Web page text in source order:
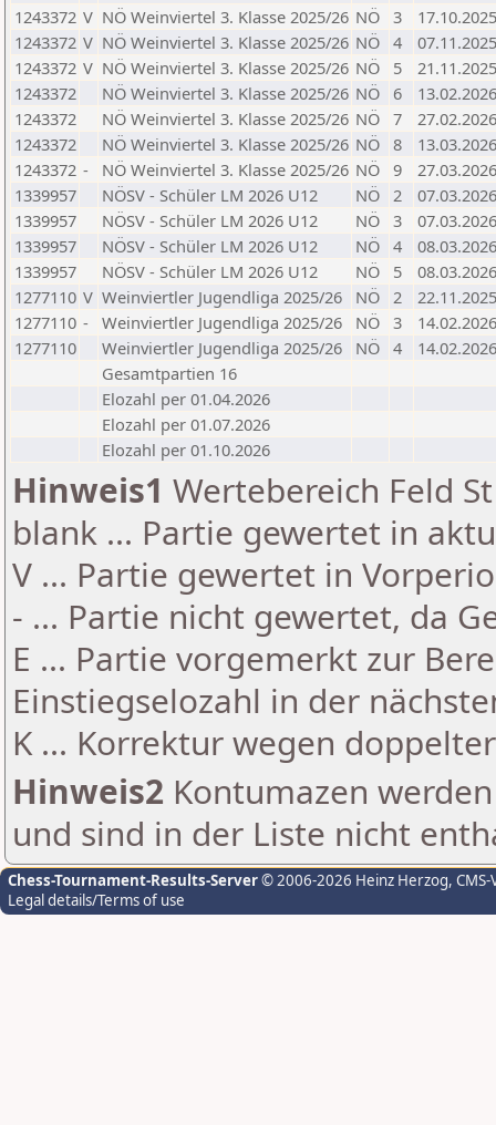
1243372 V NÖ Weinviertel 3. Klasse 2025/26 NÖ 3
17.10.2025
1243372 V NÖ Weinviertel 3. Klasse 2025/26 NÖ 4
07.11.2025
1243372 V NÖ Weinviertel 3. Klasse 2025/26 NÖ 5
21.11.2025
1243372
NÖ Weinviertel 3. Klasse 2025/26 NÖ 6
13.02.2026
1243372
NÖ Weinviertel 3. Klasse 2025/26 NÖ 7
27.02.2026
1243372
NÖ Weinviertel 3. Klasse 2025/26 NÖ 8
13.03.2026
1243372 - NÖ Weinviertel 3. Klasse 2025/26 NÖ 9
27.03.2026
1339957
NÖSV - Schüler LM 2026 U12 NÖ 2
07.03.2026
1339957
NÖSV - Schüler LM 2026 U12 NÖ 3
07.03.2026
1339957
NÖSV - Schüler LM 2026 U12 NÖ 4
08.03.2026
1339957
NÖSV - Schüler LM 2026 U12 NÖ 5
08.03.2026
1277110 V Weinviertler Jugendliga 2025/26 NÖ 2
22.11.2025
1277110 - Weinviertler Jugendliga 2025/26 NÖ 3
14.02.2026
1277110
Weinviertler Jugendliga 2025/26 NÖ 4
14.02.2026
Gesamtpartien 16
Elozahl per 01.04.2026
Elozahl per 01.07.2026
Elozahl per 01.10.2026
Hinweis1 Wertebereich Feld
blank ... Partie gewertet in
V ... Partie gewertet in
- ... Partie nicht gewertet, da
E ... Partie vorgemerkt zur
Einstiegselozahl in der
K ... Korrektur wegen
Hinweis2 Kontumazen
und sind in der Liste nicht
Chess-Tournament-Results-Server© 2006-2026 Heinz Herzog,
Legal details/Terms of use